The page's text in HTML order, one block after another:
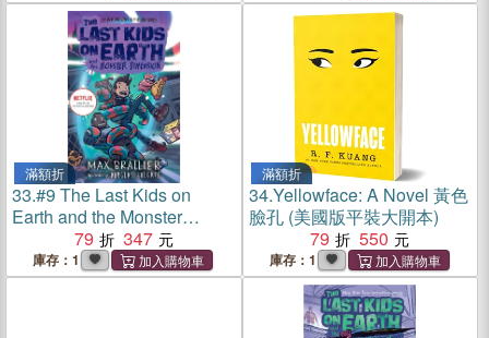
滿額折
33.#9 The Last Kids on
Earth and the Monster
Dimension (英國版)(平裝本)
79 347
庫存：1
滿額折
34.Yellowface: A Novel 黃色
臉孔 (美國版平裝大開本)
79
550
庫存：1